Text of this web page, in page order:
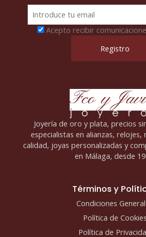
Acepto recibir
Joyería de oro y plata, precios
especialistas en alianzas, relojes,
calidad, joyas personalizadas y
en Málaga, desde
Términos y
Condiciones
Política de Cookies
Política de